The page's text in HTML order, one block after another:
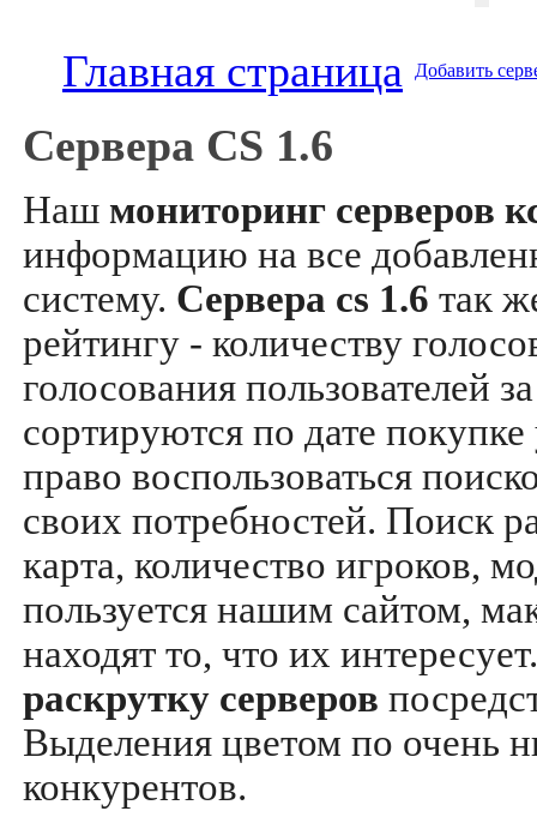
Главная страница Добавить
Сервера CS 1.6
Наш мониторинг серверов
информацию на все
систему. Сервера cs 1.6 так
рейтингу - количеству
голосования пользователей
сортируются по дате
право воспользоваться
своих потребностей. Поиск
карта, количество игроков,
пользуется нашим сайтом,
находят то, что их
раскрутку серверов
Выделения цветом по очень
конкурентов.